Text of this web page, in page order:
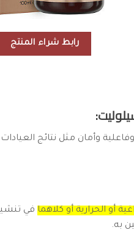
رابط شراء المنتج
وأمان مثل نتائج
أو الحرارية أو كلاهما في
به.